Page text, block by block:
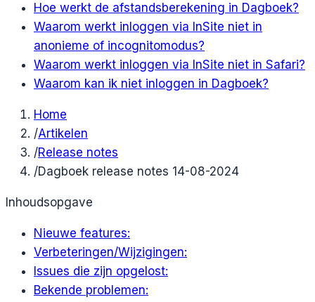
Hoe werkt de afstandsberekening in Dagboek?
Waarom werkt inloggen via InSite niet in
anonieme of incognitomodus?
Waarom werkt inloggen via InSite niet in Safari?
Waarom kan ik niet inloggen in Dagboek?
Home
/Artikelen
/Release notes
/Dagboek release notes 14-08-2024
Inhoudsopgave
Nieuwe features:
Verbeteringen/Wijzigingen:
Issues die zijn opgelost:
Bekende problemen: